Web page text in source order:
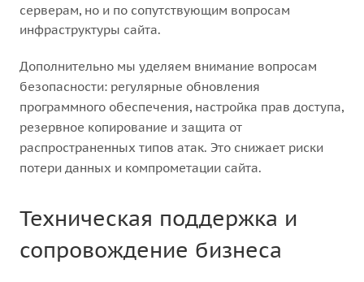
серверам, но и по сопутствующим вопросам
инфраструктуры сайта.
Дополнительно мы уделяем внимание вопросам
безопасности: регулярные обновления
программного обеспечения, настройка прав доступа,
резервное копирование и защита от
распространенных типов атак. Это снижает риски
потери данных и компрометации сайта.
Техническая поддержка и
сопровождение бизнеса